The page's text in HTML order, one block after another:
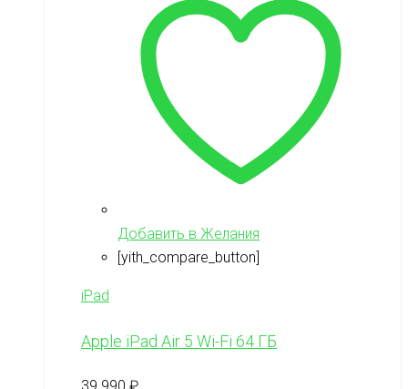
Добавить в Желания
[yith_compare_button]
iPad
Apple iPad Air 5 Wi-Fi 64 ГБ